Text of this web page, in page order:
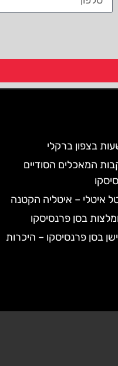
המאכלים הסודיים
איטלי – איטליה הקטנה
בסן פרנסיסקו
בסן פרנסיסקו – היכרות